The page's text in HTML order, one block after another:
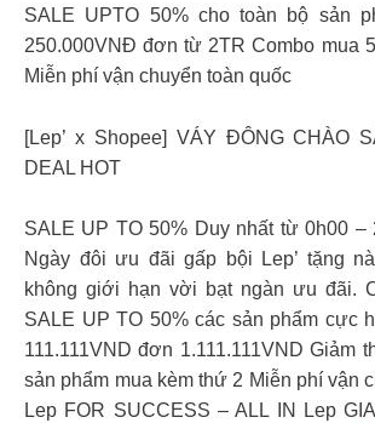
SALE UPTO 50% cho toàn bộ sản
250.000VNĐ đơn từ 2TR Combo mua
Miễn phí vận chuyển toàn quốc
[Lep’ x Shopee] VÁY ĐÔNG CHÀO
DEAL HOT
SALE UP TO 50% Duy nhất từ 0h00 –
Ngày đôi ưu đãi gấp bội Lep’ tặng
không giới hạn vời bạt ngàn ưu đãi.
SALE UP TO 50% các sản phẩm cực
111.111VND đơn 1.111.111VND Giảm
sản phẩm mua kèm thứ 2 Miễn phí vận
Lep FOR SUCCESS – ALL IN Lep